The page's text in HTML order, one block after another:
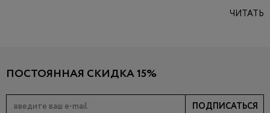
ЧИТАТЬ
ПОСТОЯННАЯ СКИДКА 15%
ПОДПИСАТЬСЯ